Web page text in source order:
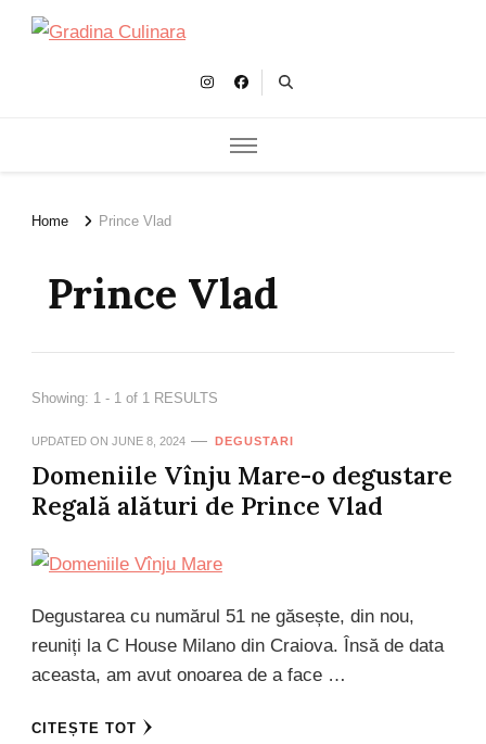
Home Prince Vlad
Prince Vlad
Showing: 1 - 1 of 1 RESULTS
UPDATED ON JUNE 8, 2024 DEGUSTARI
Domeniile Vînju Mare-o degustare
Regală alături de Prince Vlad
Degustarea cu numărul 51 ne găsește, din nou,
reuniți la C House Milano din Craiova. Însă de data
aceasta, am avut onoarea de a face …
CITEȘTE TOT